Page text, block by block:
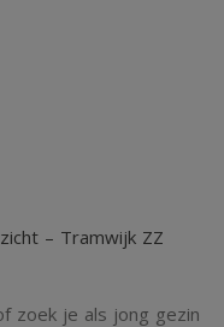
– Tramwijk ZZ
zoek je als jong gezin